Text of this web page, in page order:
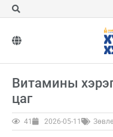
Витамины
цаг
41 2026-05-11